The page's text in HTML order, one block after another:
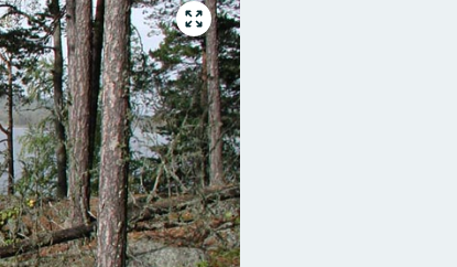
Gå
till
helskärmsläge